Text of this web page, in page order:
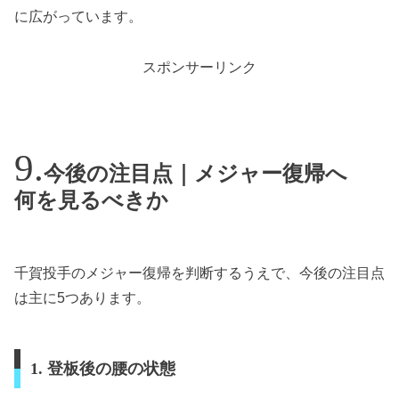
に広がっています。
スポンサーリンク
今後の注目点｜メジャー復帰へ
何を見るべきか
千賀投手のメジャー復帰を判断するうえで、今後の注目点
は主に5つあります。
1. 登板後の腰の状態